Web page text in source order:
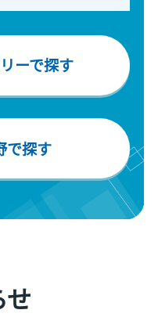
ーで探す
で探す
せ